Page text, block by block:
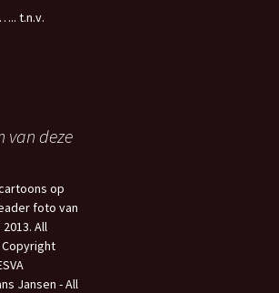
t.n.v.
van deze
op
foto van
All
Jansen - All